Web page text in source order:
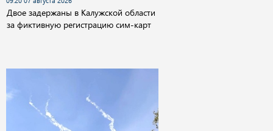
Двое задержаны в Калужской области
за фиктивную регистрацию сим-карт